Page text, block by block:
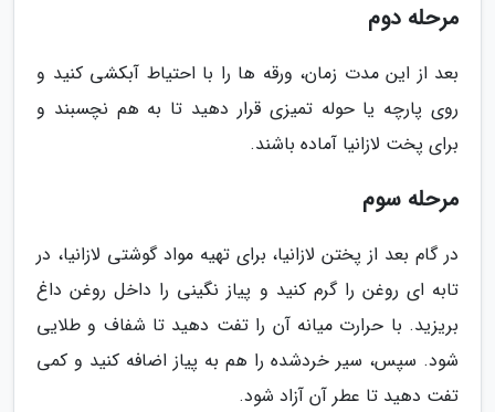
مرحله دوم
بعد از این مدت زمان، ورقه ها را با احتیاط آبکشی کنید و
روی پارچه یا حوله تمیزی قرار دهید تا به هم نچسبند و
برای پخت لازانیا آماده باشند.
مرحله سوم
در گام بعد از پختن لازانیا، برای تهیه مواد گوشتی لازانیا، در
تابه ای روغن را گرم کنید و پیاز نگینی را داخل روغن داغ
بریزید. با حرارت میانه آن را تفت دهید تا شفاف و طلایی
شود. سپس، سیر خردشده را هم به پیاز اضافه کنید و کمی
تفت دهید تا عطر آن آزاد شود.